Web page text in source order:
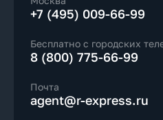
+7 (495) 009-66-99
Бесплатно с городских
8 (800) 775-66-99
Почта
agent@r-express.ru